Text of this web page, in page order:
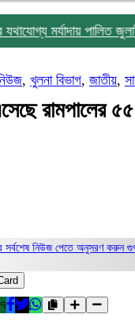
মর্যাদায় পালিত জুলাই
, খুলনা বিভাগ, জাতীয়,
রামপালের
সর্বশেষ নিউজ পেতে অনুসরণ করুন